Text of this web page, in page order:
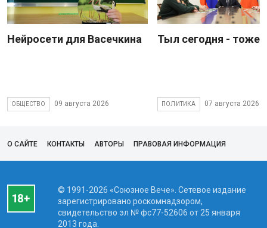
Нейросети для Васечкина
ОБЩЕСТВО 09 августа 2026
Тыл сегодня - тоже
ПОЛИТИКА 07 августа 2026
О САЙТЕ КОНТАКТЫ АВТОРЫ ПРАВОВАЯ ИНФОРМАЦИЯ
© 1991-2026 «Союзное Вече». Сетевое издание
зарегистрировано роскомнадзором,
свидетельство эл № фc77-52606 от 25 января
2013 года.